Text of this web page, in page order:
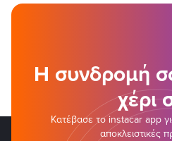
Η συνδρομή
χέρι
Κατέβασε το instacar app
αποκλειστικές